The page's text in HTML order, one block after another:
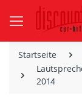
Startseite
2014